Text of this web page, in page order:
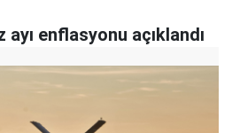
enflasyonu açıklandı